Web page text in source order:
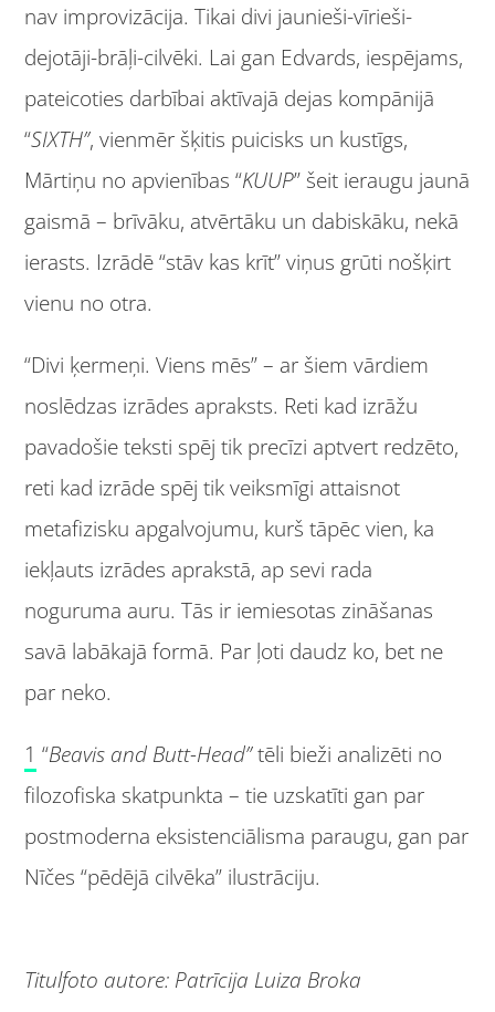
nav improvizācija. Tikai divi jaunieši-vīrieši-
dejotāji-brāļi-cilvēki. Lai gan Edvards, iespējams,
pateicoties darbībai aktīvajā dejas kompānijā
“SIXTH”, vienmēr šķitis puicisks un kustīgs,
Mārtiņu no apvienības “KUUP” šeit ieraugu jaunā
gaismā – brīvāku, atvērtāku un dabiskāku, nekā
ierasts. Izrādē “stāv kas krīt” viņus grūti nošķirt
vienu no otra.
“Divi ķermeņi. Viens mēs” – ar šiem vārdiem
noslēdzas izrādes apraksts. Reti kad izrāžu
pavadošie teksti spēj tik precīzi aptvert redzēto,
reti kad izrāde spēj tik veiksmīgi attaisnot
metafizisku apgalvojumu, kurš tāpēc vien, ka
iekļauts izrādes aprakstā, ap sevi rada
noguruma auru. Tās ir iemiesotas zināšanas
savā labākajā formā. Par ļoti daudz ko, bet ne
par neko.
1 “Beavis and Butt-Head”tēli bieži analizēti no
filozofiska skatpunkta – tie uzskatīti gan par
postmoderna eksistenciālisma paraugu, gan par
Nīčes “pēdējā cilvēka” ilustrāciju.
Titulfoto autore: Patrīcija Luiza Broka